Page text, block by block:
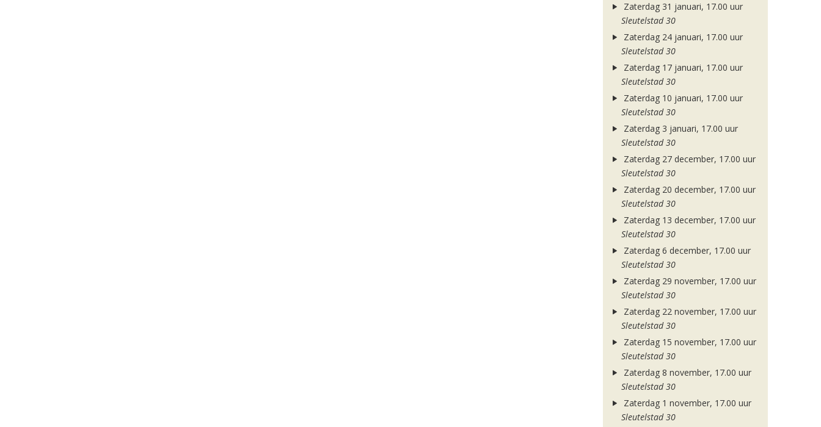
Zaterdag 31 januari, 17.00 uur
Sleutelstad 30
Zaterdag 24 januari, 17.00 uur
Sleutelstad 30
Zaterdag 17 januari, 17.00 uur
Sleutelstad 30
Zaterdag 10 januari, 17.00 uur
Sleutelstad 30
Zaterdag 3 januari, 17.00 uur
Sleutelstad 30
Zaterdag 27 december, 17.00 uur
Sleutelstad 30
Zaterdag 20 december, 17.00 uur
Sleutelstad 30
Zaterdag 13 december, 17.00 uur
Sleutelstad 30
Zaterdag 6 december, 17.00 uur
Sleutelstad 30
Zaterdag 29 november, 17.00 uur
Sleutelstad 30
Zaterdag 22 november, 17.00 uur
Sleutelstad 30
Zaterdag 15 november, 17.00 uur
Sleutelstad 30
Zaterdag 8 november, 17.00 uur
Sleutelstad 30
Zaterdag 1 november, 17.00 uur
Sleutelstad 30